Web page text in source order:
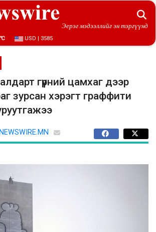
Эерэг мэдээллийг эн тэргүүнд
℃ USD | 3585
гүүрний цамхаг дээр
зурсан хэрэгт граффити